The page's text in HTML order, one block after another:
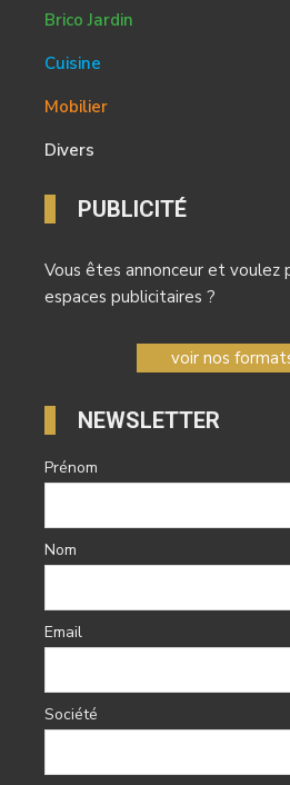
Brico Jardin
Cuisine
Mobilier
Divers
PUBLICITÉ
Vous êtes annonceur et voulez
espaces publicitaires ?
voir nos
NEWSLETTER
Prénom
Nom
Email
Société